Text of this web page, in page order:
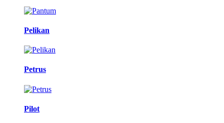
Pelikan
Petrus
Pilot